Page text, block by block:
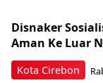
Kota Cirebon
Disnaker
Aman Ke Luar